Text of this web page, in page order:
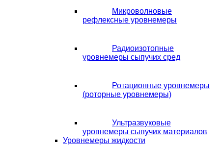
Микроволновые
рефлексные уровнемеры
Радиоизотопные
уровнемеры сыпучих сред
Ротационные уровнемеры
(роторные уровнемеры)
Ультразвуковые
уровнемеры сыпучих материалов
Уровнемеры жидкости